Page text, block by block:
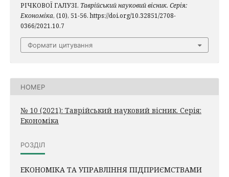
РІЧКОВОЇ ГАЛУЗІ. Таврійський науковий вісник. Серія:
Економіка, (10), 51-56. https://doi.org/10.32851/2708-
0366/2021.10.7
Формати цитування
НОМЕР
№ 10 (2021): Таврійський науковий вісник. Серія:
Економіка
РОЗДІЛ
ЕКОНОМІКА ТА УПРАВЛІННЯ ПІДПРИЄМСТВАМИ